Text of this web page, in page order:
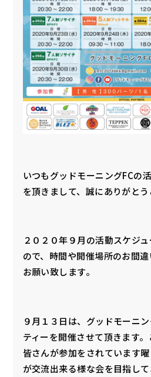
いつもグッドモーニングFCの
を頂きまして、誠にありがとう
２０２０年９月の活動スケジ
ので、時間や開催場所のお間
お願い致します。
９月１３日は、グッドモーニ
ティーを開催させて頂きます
皆さんが参加をされています
が交流出来る様な会を目指し